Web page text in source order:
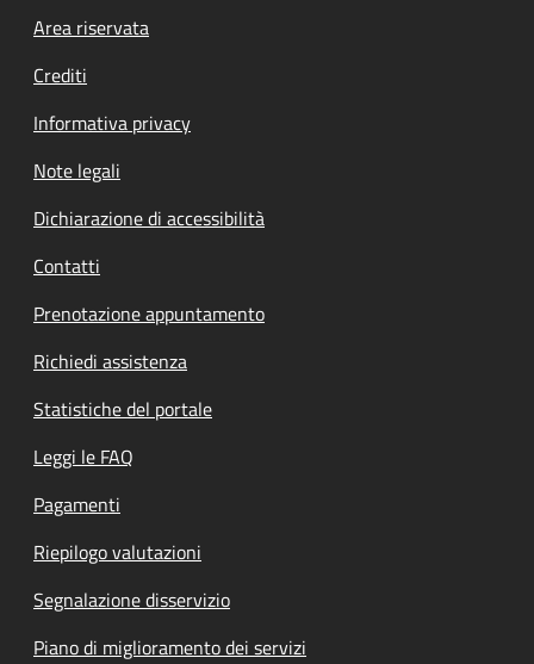
Footer menu
Area riservata
Crediti
Informativa privacy
Note legali
Dichiarazione di accessibilità
Contatti
Prenotazione appuntamento
Richiedi assistenza
Statistiche del portale
Leggi le FAQ
Pagamenti
Riepilogo valutazioni
Segnalazione disservizio
Piano di miglioramento dei servizi